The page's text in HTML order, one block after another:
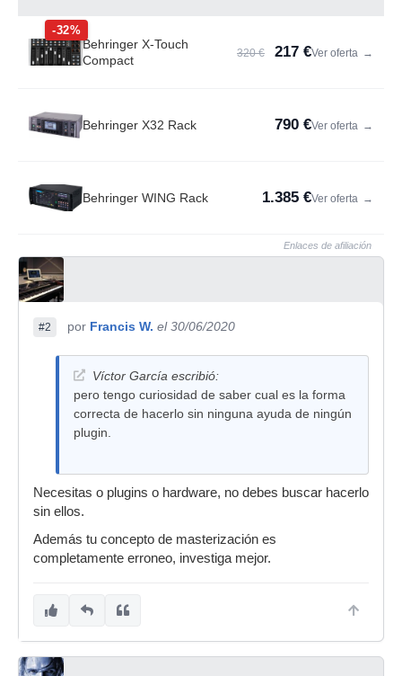
-32%
Behringer X-Touch
Compact
320 € 217 €Ver oferta →
Behringer X32 Rack 790 €Ver oferta →
Behringer WING Rack 1.385 €Ver oferta →
Enlaces de afiliación
#2 por Francis W. el 30/06/2020
Víctor García escribió:
pero tengo curiosidad de saber cual es la forma
correcta de hacerlo sin ninguna ayuda de ningún
plugin.
Necesitas o plugins o hardware, no debes buscar hacerlo
sin ellos.
Además tu concepto de masterización es
completamente erroneo, investiga mejor.